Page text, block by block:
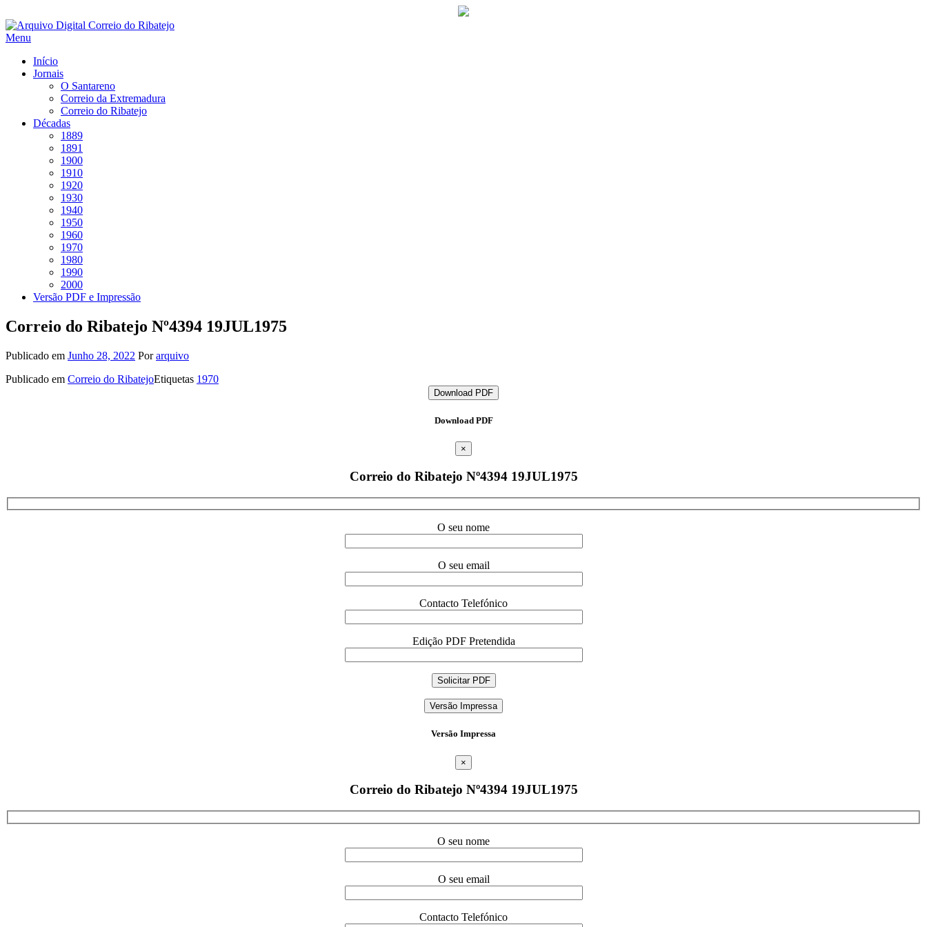
Saltar
para
Menu
Início
Jornais
O Santareno
Correio da Extremadura
Correio do Ribatejo
Décadas
1889
1891
1900
1910
1920
1930
1940
1950
1960
1970
1980
1990
2000
Versão PDF e Impressão
Correio do Ribatejo Nº4394 19JUL1975
Publicado em Junho 28, 2022 Porarquivo
Publicado em Correio do RibatejoEtiquetas 1970
Download PDF
Download PDF
×
Correio do Ribatejo Nº4394 19JUL1975
O seu nome
O seu email
Contacto Telefónico
Edição PDF Pretendida
Versão Impressa
Versão Impressa
×
Correio do Ribatejo Nº4394 19JUL1975
O seu nome
O seu email
Contacto Telefónico